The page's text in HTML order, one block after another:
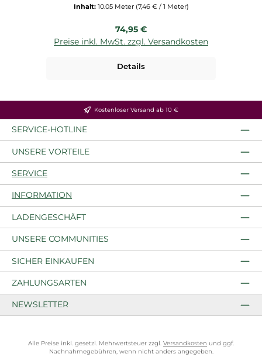
Inhalt: 10.05 Meter (7,46 € / 1 Meter)
Regulärer Preis:
74,95 €
Preise inkl. MwSt. zzgl. Versandkosten
Details
Kostenloser Versand ab 10 €
SERVICE-HOTLINE
UNSERE VORTEILE
SERVICE
INFORMATION
LADENGESCHÄFT
UNSERE COMMUNITIES
SICHER EINKAUFEN
ZAHLUNGSARTEN
NEWSLETTER
Alle Preise inkl. gesetzl. Mehrwertsteuer zzgl. Versandkosten und ggf.
Nachnahmegebühren, wenn nicht anders angegeben.